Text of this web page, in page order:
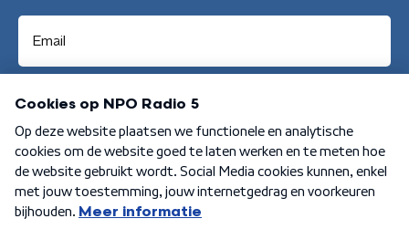
Aanmelden
Algemene voorwaarden